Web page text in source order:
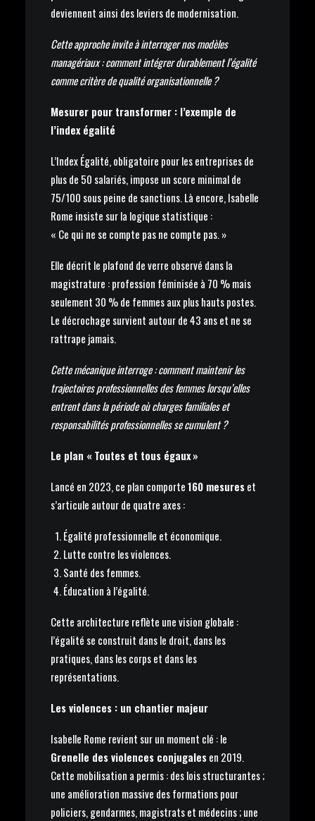
deviennent ainsi des leviers de modernisation.
Cette approche invite à interroger nos modèles
managériaux : comment intégrer durablement l’égalité
comme critère de qualité organisationnelle ?
Mesurer pour transformer : l’exemple de
l’index égalité
L’Index Égalité, obligatoire pour les entreprises de
plus de 50 salariés, impose un score minimal de
75/100 sous peine de sanctions. Là encore, Isabelle
Rome insiste sur la logique statistique :
« Ce qui ne se compte pas ne compte pas. »
Elle décrit le plafond de verre observé dans la
magistrature : profession féminisée à 70 % mais
seulement 30 % de femmes aux plus hauts postes.
Le décrochage survient autour de 43 ans et ne se
rattrape jamais.
Cette mécanique interroge : comment maintenir les
trajectoires professionnelles des femmes lorsqu’elles
entrent dans la période où charges familiales et
responsabilités professionnelles se cumulent ?
Le plan « Toutes et tous égaux »
Lancé en 2023, ce plan comporte160 mesureset
s’articule autour de quatre axes :
Égalité professionnelle et économique.
Lutte contre les violences.
Santé des femmes.
Éducation à l’égalité.
Cette architecture reflète une vision globale :
l’égalité se construit dans le droit, dans les
pratiques, dans les corps et dans les
représentations.
Les violences : un chantier majeur
Isabelle Rome revient sur un moment clé : le
Grenelle des violences conjugalesen 2019.
Cette mobilisation a permis : des lois structurantes ;
une amélioration massive des formations pour
policiers, gendarmes, magistrats et médecins ; une